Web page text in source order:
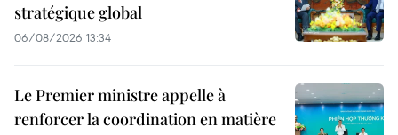
stratégique global
06/08/2026 13:34
Le Premier ministre appelle à
renforcer la coordination en matière